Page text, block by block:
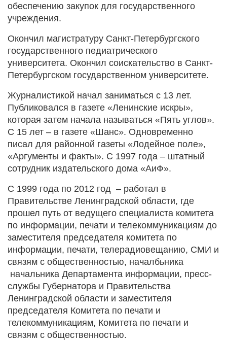
обеспечению закупок для государственного
учреждения.
Окончил магистратуру Санкт-Петербургского
государственного педиатрического
университета. Окончил соискательство в Санкт-
Петербургском государственном университете.
Журналистикой начал заниматься с 13 лет.
Публиковался в газете «Ленинские искры»,
которая затем начала называться «Пять углов».
С 15 лет – в газете «Шанс». Одновременно
писал для районной газеты «Лодейное поле»,
«Аргументы и факты». С 1997 года – штатный
сотрудник издательского дома «АиФ».
С 1999 года по 2012 год – работал в
Правительстве Ленинградской области, где
прошел путь от ведущего специалиста комитета
по информации, печати и телекоммуникациям до
заместителя председателя комитета по
информации, печати, телерадиовещанию, СМИ и
связям с общественностью, началбьника
начальника Департамента информации, пресс-
службы Губернатора и Правительства
Ленинградской области и заместителя
председателя Комитета по печати и
телекоммуникациям, Комитета по печати и
связям с общественностью.